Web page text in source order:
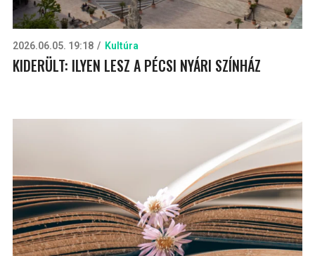
2026.06.05. 19:18 Kultúra
KIDERÜLT: ILYEN LESZ A PÉCSI NYÁRI SZÍNHÁZ